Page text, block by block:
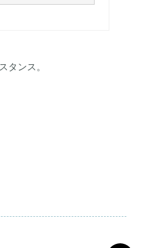
ンス。